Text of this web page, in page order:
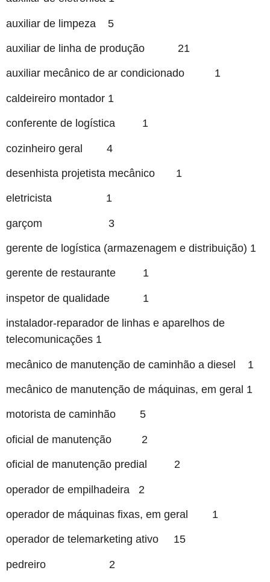
auxiliar de limpeza 5
auxiliar de linha de produção 21
auxiliar mecânico de ar condicionado 1
caldeireiro montador 1
conferente de logística 1
cozinheiro geral 4
desenhista projetista mecânico 1
eletricista 1
garçom 3
gerente de logística (armazenagem e distribuição) 1
gerente de restaurante 1
inspetor de qualidade 1
instalador-reparador de linhas e aparelhos de
telecomunicações 1
mecânico de manutenção de caminhão a diesel 1
mecânico de manutenção de máquinas, em geral 1
motorista de caminhão 5
oficial de manutenção 2
oficial de manutenção predial 2
operador de empilhadeira 2
operador de máquinas fixas, em geral 1
operador de telemarketing ativo 15
pedreiro 2